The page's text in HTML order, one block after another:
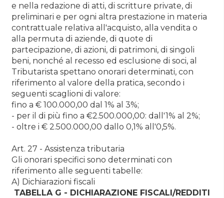
e nella redazione di atti, di scritture private, di
preliminari e per ogni altra prestazione in materia
contrattuale relativa all'acquisto, alla vendita o
alla permuta di aziende, di quote di
partecipazione, di azioni, di patrimoni, di singoli
beni, nonché al recesso ed esclusione di soci, al
Tributarista spettano onorari determinati, con
riferimento al valore della pratica, secondo i
seguenti scaglioni di valore:
fino a € 100.000,00 dal 1% al 3%;
- per il di più fino a €2.500.000,00: dall'1% al 2%;
- oltre i € 2.500.000,00 dallo 0,1% all'0,5%.
Art. 27 - Assistenza tributaria
Gli onorari specifici sono determinati con
riferimento alle seguenti tabelle:
A) Dichiarazioni fiscali
TABELLA G - DICHIARAZIONE FISCALI/REDDITI